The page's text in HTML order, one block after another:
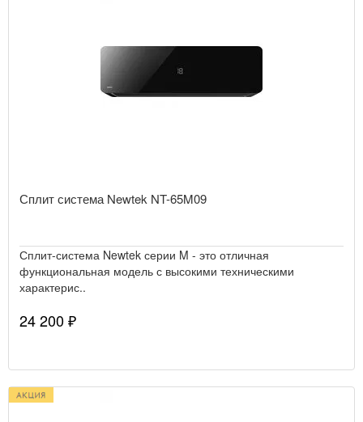
Сплит система Newtek NT-65M09
Сплит-система Newtek серии M - это отличная
функциональная модель с высокими техническими
характерис..
24 200 ₽